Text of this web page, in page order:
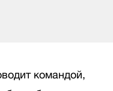
командой,